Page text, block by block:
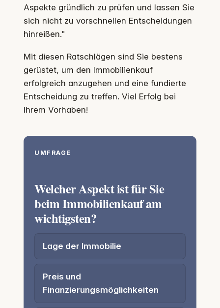
Aspekte gründlich zu prüfen und lassen Sie
sich nicht zu vorschnellen Entscheidungen
hinreißen."
Mit diesen Ratschlägen sind Sie bestens
gerüstet, um den Immobilienkauf
erfolgreich anzugehen und eine fundierte
Entscheidung zu treffen. Viel Erfolg bei
Ihrem Vorhaben!
UMFRAGE
Welcher Aspekt ist für Sie
beim Immobilienkauf am
wichtigsten?
Lage der Immobilie
Preis und
Finanzierungsmöglichkeiten